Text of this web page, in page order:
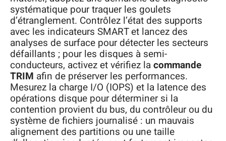
systématique pour traquer les goulets
d’étranglement. Contrôlez l’état des supports
avec les indicateurs SMART et lancez des
analyses de surface pour détecter les secteurs
défaillants ; pour les disques à semi-
conducteurs, activez et vérifiez lacommande
TRIM afin de préserver les performances.
Mesurez la charge I/O (IOPS) et la latence des
opérations disque pour déterminer si la
contention provient du bus, du contrôleur ou du
système de fichiers journalisé : un mauvais
alignement des partitions ou une taille